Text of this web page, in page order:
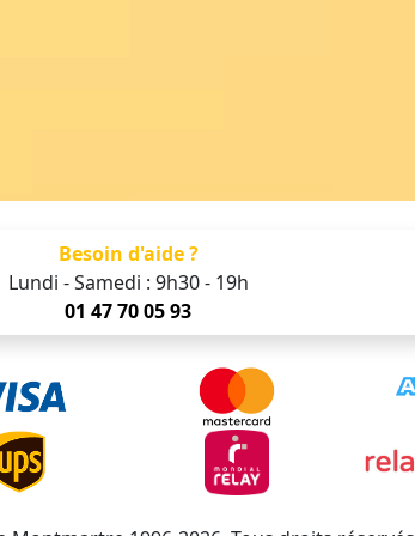
Besoin d'aide ?
Lundi - Samedi : 9h30 - 19h
01 47 70 05 93